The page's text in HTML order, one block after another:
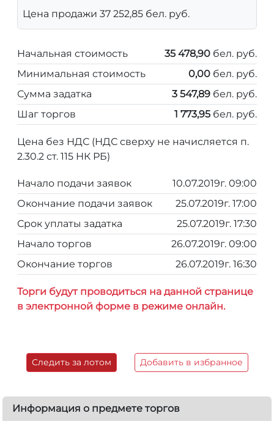
Цена продажи 37 252,85 бел. руб.
Начальная стоимость 35 478,90 бел. руб.
Минимальная стоимость
0,00 бел. руб.
Сумма задатка
3 547,89 бел. руб.
Шаг торгов
1 773,95 бел. руб.
Цена без НДС (НДС сверху не начисляется п.
2.30.2 ст. 115 НК РБ)
Начало подачи заявок
10.07.2019г. 09:00
Окончание подачи заявок
25.07.2019г. 17:00
Срок уплаты задатка
25.07.2019г. 17:30
Начало торгов
26.07.2019г. 09:00
Окончание торгов
26.07.2019г. 16:30
Торги будут проводиться на данной странице
в электронной форме в режиме онлайн.
Следить за лотом Добавить в избранное
Информация о предмете торгов